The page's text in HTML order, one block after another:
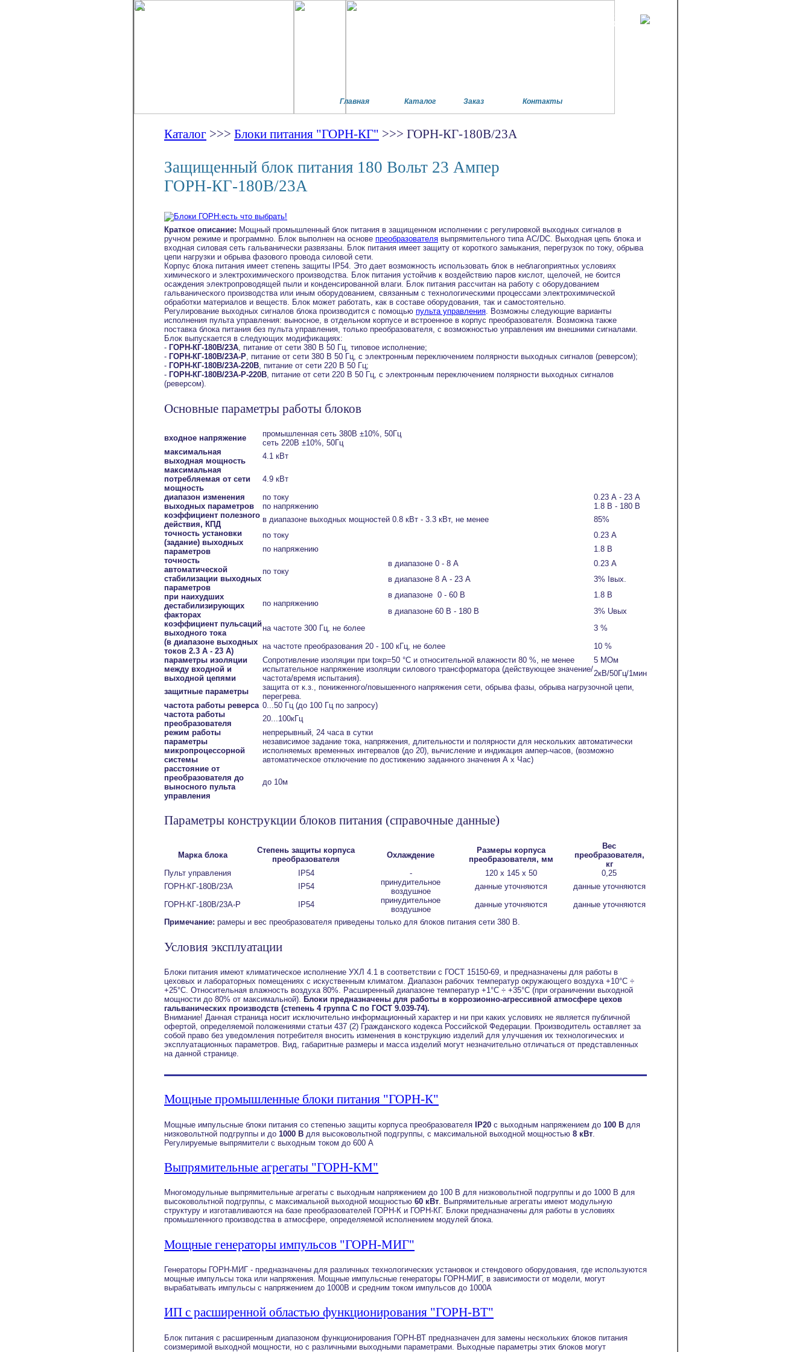
Контакты
Заказ
Каталог
Главная
mail: info@power2000.ru
Каталог >>> Блоки питания "ГОРН-КГ" >>> ГОРН-КГ-180В/23А
Защищенный блок питания 180 Вольт 23 Ампер
ГОРН-КГ-180В/23А
Краткое описание: Мощный промышленный блок питания в защищенном исполнении с регулировкой выходных сигналов в
ручном режиме и программно. Блок выполнен на основе преобразователя выпрямительного типа AC/DC. Выходная цепь блока и
входная силовая сеть гальванически развязаны. Блок питания имеет защиту от короткого замыкания, перегрузок по току, обрыва
цепи нагрузки и обрыва фазового провода силовой сети.
Корпус блока питания имеет степень защиты IP54. Это дает возможность использовать блок в неблагоприятных условиях
химического и электрохимического производства. Блок питания устойчив к воздействию паров кислот, щелочей, не боится
осаждения электропроводящей пыли и конденсированной влаги. Блок питания рассчитан на работу с оборудованием
гальванического производства или иным оборудованием, связанным с технологическими процессами электрохимической
обработки материалов и веществ. Блок может работать, как в составе оборудования, так и самостоятельно.
Регулирование выходных сигналов блока производится с помощью пульта управления. Возможны следующие варианты
исполнения пульта управления: выносное, в отдельном корпусе и встроенное в корпус преобразователя. Возможна также
поставка блока питания без пульта управления, только преобразователя, с возможностью управления им внешними сигналами.
Блок выпускается в следующих модификациях:
- ГОРН-КГ-180В/23А, питание от сети 380 В 50 Гц, типовое исполнение;
- ГОРН-КГ-180В/23А-Р, питание от сети 380 В 50 Гц, с электронным переключением полярности выходных сигналов (реверсом);
- ГОРН-КГ-180В/23А-220В, питание от сети 220 В 50 Гц;
- ГОРН-КГ-180В/23А-Р-220В, питание от сети 220 В 50 Гц, с электронным переключением полярности выходных сигналов
(реверсом).
Основные параметры работы блоков
входное напряжение
промышленная сеть 380В ±10%, 50Гц
сеть 220В ±10%, 50Гц
максимальная
выходная мощность
4.1 кВт
максимальная
потребляемая от сети
мощность
4.9 кВт
диапазон изменения
выходных параметров
по току
0.23 А - 23 А
по напряжению
1.8 В - 180 В
коэффициент полезного
действия, КПД
в диапазоне выходных мощностей 0.8 кВт - 3.3 кВт, не менее
85%
точность установки
(задание) выходных
параметров
по току
0.23 А
по напряжению
1.8 В
точность
автоматической
стабилизации выходных
параметров
при наихудших
дестабилизирующих
факторах
по току
в диапазоне 0 - 8 А
0.23 А
в диапазоне 8 А - 23 А
3% Iвых.
по напряжению
в диапазоне 0 - 60 В
1.8 В
в диапазоне 60 В - 180 В
3% Uвых
коэффициент пульсаций
выходного тока
(в диапазоне выходных
токов 2.3 А - 23 А)
на частоте 300 Гц, не более
3 %
на частоте преобразования 20 - 100 кГц, не более
10 %
параметры изоляции
между входной и
выходной цепями
Сопротивление изоляции при tокр=50 °С и относительной влажности 80 %, не менее
5 МОм
испытательное напряжение изоляции силового трансформатора (действующее значение/
частота/время испытания).
2кВ/50Гц/1мин
защитные параметры
защита от к.з., пониженного/повышенного напряжения сети, обрыва фазы, обрыва нагрузочной цепи,
перегрева.
частота работы реверса 0...50 Гц (до 100 Гц по запросу)
частота работы
преобразователя
20...100кГц
режим работы
непрерывный, 24 часа в сутки
параметры
микропроцессорной
системы
независимое задание тока, напряжения, длительности и полярности для нескольких автоматически
исполняемых временных интервалов (до 20), вычисление и индикация ампер-часов, (возможно
автоматическое отключение по достижению заданного значения А х Час)
расстояние от
преобразователя до
выносного пульта
управления
до 10м
Параметры конструкции блоков питания (справочные данные)
Марка блока
Степень защиты корпуса
преобразователя
Охлаждение
Размеры корпуса
преобразователя, мм
Вес
преобразователя,
кг
Пульт управления
IP54 - 120 х 145 х 50
0,25
ГОРН-КГ-180В/23А
IP54
принудительное
воздушное
данные уточняются
данные уточняются
ГОРН-КГ-180В/23А-Р
IP54
принудительное
воздушное
данные уточняются
данные уточняются
Примечание: рамеры и вес преобразователя приведены только для блоков питания сети 380 В.
Условия эксплуатации
Блоки питания имеют климатическое исполнение УХЛ 4.1 в соответствии с ГОСТ 15150-69, и предназначены для работы в
цеховых и лабораторных помещениях с искуственным климатом. Диапазон рабочих температур окружающего воздуха +10°С ÷
+25°С. Относительная влажность воздуха 80%. Расширенный диапазоне температур +1°С ÷ +35°С (при ограничении выходной
мощности до 80% от максимальной).
Блоки предназначены для работы в коррозионно-агрессивной атмосфере цехов
гальванических производств (степень 4 группа C по ГОСТ 9.039-74).
Внимание! Данная страница носит исключительно информационный характер и ни при каких условиях не является публичной
офертой, определяемой положениями статьи 437 (2) Гражданского кодекса Российской Федерации. Производитель оставляет за
собой право без уведомления потребителя вносить изменения в конструкцию изделий для улучшения их технологических и
эксплуатационных параметров. Вид, габаритные размеры и масса изделий могут незначительно отличаться от представленных
на данной странице.
Мощные промышленные блоки питания "ГОРН-К"
Мощные импульсные блоки питания со степенью защиты корпуса преобразователя IP20 с выходным напряжением до 100 В для
низковольтной подгруппы и до 1000 В для высоковольтной подгруппы, с максимальной выходной мощностью 8 кВт
Регулируемые выпрямители с выходным током до 600 А
Выпрямительные агрегаты "ГОРН-КМ"
Многомодульные выпрямительные агрегаты с выходным напряжением до 100 В для низковольтной подгруппы и до 1000 В для
высоковольтной подгруппы, с максимальной выходной мощностью 60 кВт. Выпрямительные агрегаты имеют модульную
структуру и изготавливаются на базе преобразователей ГОРН-К и ГОРН-КГ. Блоки предназначены для работы в условиях
промышленного производства в атмосфере, определяемой исполнением модулей блока.
Мощные генераторы импульсов "ГОРН-МИГ"
Генераторы ГОРН-МИГ - предназначены для различных технологических установок и стендового оборудования, где используются
мощные импульсы тока или напряжения. Мощные импульсные генераторы ГОРН-МИГ, в зависимости от модели, могут
вырабатывать импульсы c напряжением до 1000В и средним током импульсов до 1000А
ИП с расширенной областью функционирования "ГОРН-ВТ"
Блок питания с расширенным диапазоном функционирования ГОРН-ВТ предназначен для замены нескольких блоков питания
соизмеримой выходной мощности, но с различными выходными параметрами. Выходные параметры этих блоков могут